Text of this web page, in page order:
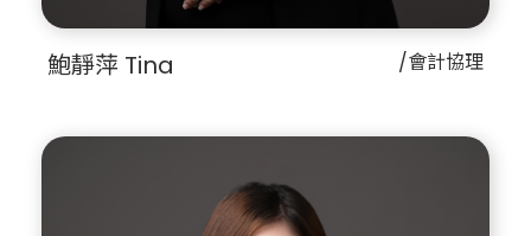
鮑靜萍 Tina /會計協理